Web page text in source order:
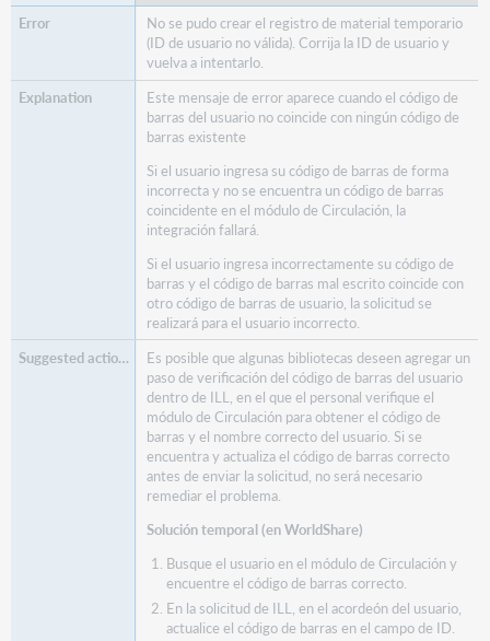
No se pudo crear el registro de material temporario
(ID de usuario no válida). Corrija la ID de usuario y
vuelva a intentarlo.
Este mensaje de error aparece cuando el código de
barras del usuario no coincide con ningún código de
barras existente
Si el usuario ingresa su código de barras de forma
incorrecta y no se encuentra un código de barras
coincidente en el módulo de Circulación, la
integración fallará.
Si el usuario ingresa incorrectamente su código de
barras y el código de barras mal escrito coincide con
otro código de barras de usuario, la solicitud se
realizará para el usuario incorrecto.
Es posible que algunas bibliotecas deseen agregar un
paso de verificación del código de barras del usuario
dentro de ILL, en el que el personal verifique el
módulo de Circulación para obtener el código de
barras y el nombre correcto del usuario. Si se
encuentra y actualiza el código de barras correcto
antes de enviar la solicitud, no será necesario
remediar el problema.
Solución temporal (en WorldShare)
Busque el usuario en el módulo de Circulación y
encuentre el código de barras correcto.
En la solicitud de ILL, en el acordeón del usuario,
actualice el código de barras en el campo de ID.